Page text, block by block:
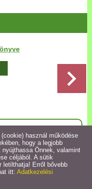
használ működése
hogy a legjobb
nyújthassa Önnek, valamint
céljából. A sütik
letilthatja! Erről bővebb
itt: Adatkezelési